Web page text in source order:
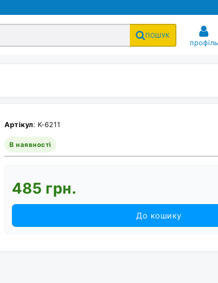
ПОШУК
профіль
Артікул: K-6211
В наявності
485 грн.
До кошику